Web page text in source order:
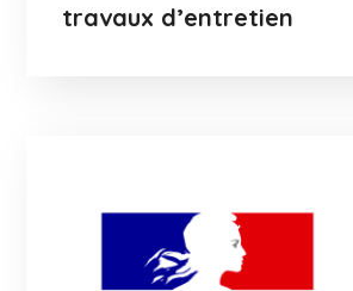
travaux d’entretien